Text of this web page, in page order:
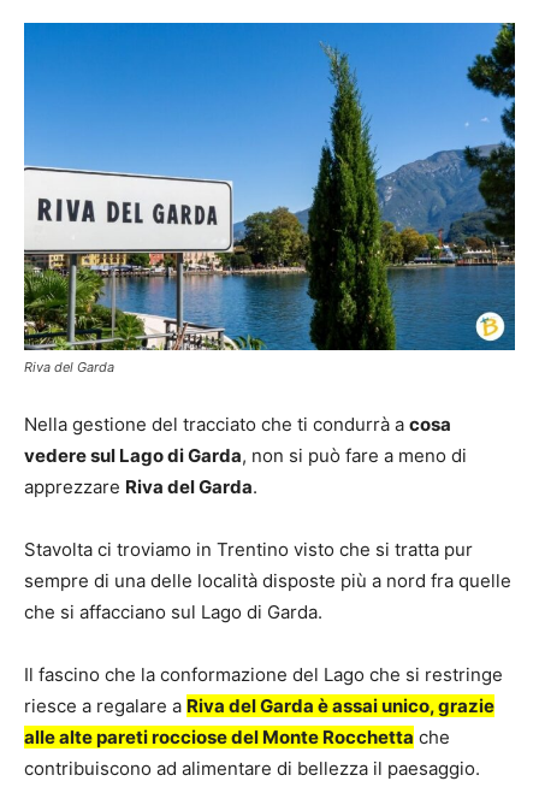
Riva del Garda
Nella gestione del tracciato che ti condurrà a cosa
vedere sul Lago di Garda, non si può fare a meno di
apprezzare Riva del Garda.
Stavolta ci troviamo in Trentino visto che si tratta pur
sempre di una delle località disposte più a nord fra quelle
che si affacciano sul Lago di Garda.
Il fascino che la conformazione del Lago che si restringe
riesce a regalare a Riva del Garda è assai unico, grazie
alle alte pareti rocciose del Monte Rocchetta che
contribuiscono ad alimentare di bellezza il paesaggio.